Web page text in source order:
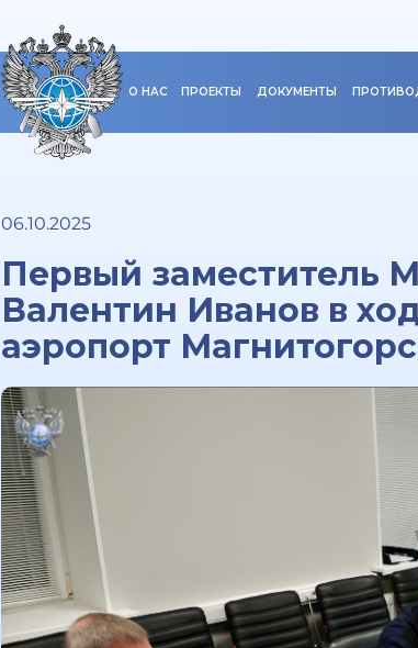
О НАС ПРОЕКТЫ ДОКУМЕНТЫ
06.10.2025
Первый заместитель
Валентин Иванов в
аэропорт